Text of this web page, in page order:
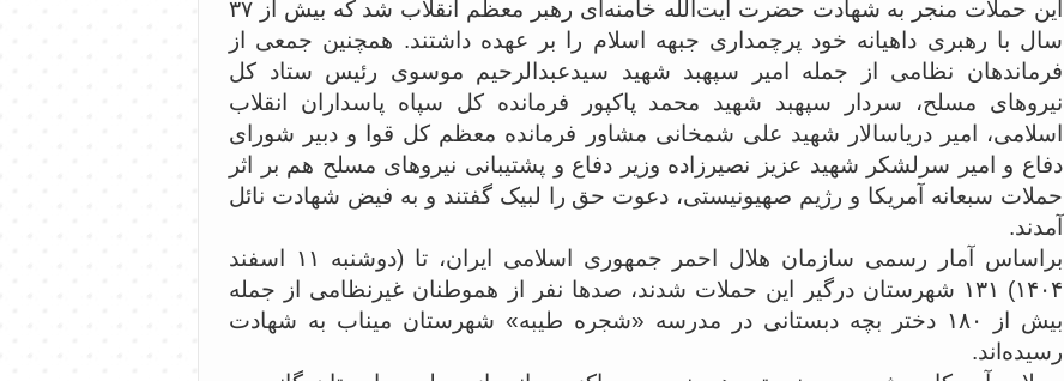
این حملات منجر به شهادت حضرت آیت‌الله خامنه‌ای رهبر معظم انقلاب شد که بیش از ۳۷
سال با رهبری داهیانه خود پرچمداری جبهه اسلام را بر عهده داشتند. همچنین جمعی از
فرماندهان نظامی از جمله امیر سپهبد شهید سیدعبدالرحیم موسوی رئیس ستاد کل
نیروهای مسلح، سردار سپهبد شهید محمد پاکپور فرمانده کل سپاه پاسداران انقلاب
اسلامی، امیر دریاسالار شهید علی شمخانی مشاور فرمانده معظم کل قوا و دبیر شورای
دفاع و امیر سرلشکر شهید عزیز نصیرزاده وزیر دفاع و پشتیبانی نیروهای مسلح هم بر اثر
حملات سبعانه آمریکا و رژیم صهیونیستی، دعوت حق را لبیک گفتند و به فیض شهادت نائل
آمدند.
براساس آمار رسمی سازمان هلال احمر جمهوری اسلامی ایران، تا (دوشنبه ۱۱ اسفند
۱۴۰۴) ۱۳۱ شهرستان درگیر این حملات شدند، صدها نفر از هموطنان غیرنظامی از جمله
بیش از ۱۸۰ دختر بچه دبستانی در مدرسه «شجره طیبه» شهرستان میناب به شهادت
رسیده‌اند.